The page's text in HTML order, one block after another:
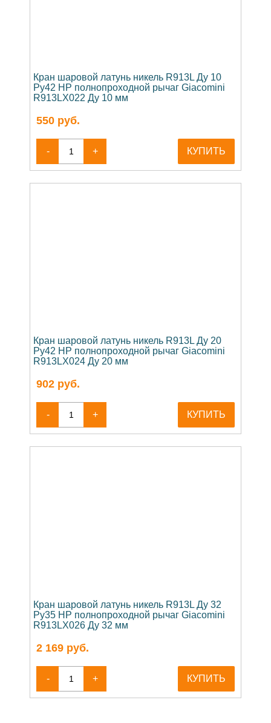
Кран шаровой латунь никель R913L Ду 10
Ру42 НР полнопроходной рычаг Giacomini
R913LX022 Ду 10 мм
550 руб.
- + КУПИТЬ
Кран шаровой латунь никель R913L Ду 20
Ру42 НР полнопроходной рычаг Giacomini
R913LX024 Ду 20 мм
902 руб.
- + КУПИТЬ
Кран шаровой латунь никель R913L Ду 32
Ру35 НР полнопроходной рычаг Giacomini
R913LX026 Ду 32 мм
2 169 руб.
- + КУПИТЬ